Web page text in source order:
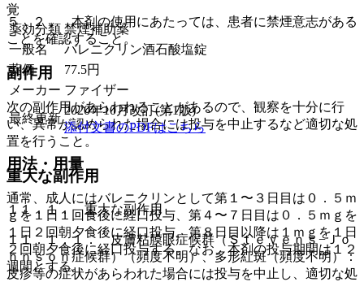
５．２． 本剤の使用にあたっては、患者に禁煙意志がある
ことを確認すること。
副作用
次の副作用があらわれることがあるので、観察を十分に行
い、異常が認められた場合には投与を中止するなど適切な処
置を行うこと。
重大な副作用
１１．１． 重大な副作用
１１．１．１． 皮膚粘膜眼症候群（Ｓｔｅｖｅｎｓ−Ｊｏ
ｈｎｓｏｎ症候群）（頻度不明）、多形紅斑（頻度不明）：
皮疹等の症状があらわれた場合には投与を中止し、適切な処
覚
薬効分類 禁煙補助薬
一般名
バレニクリン酒石酸塩錠
薬価
77.5円
メーカー ファイザー
最終更新
2020年10月改訂(第1版)
添付文書のPDFはこちら
用法・用量
通常、成人にはバレニクリンとして第１〜３日目は０．５ｍ
ｇを１日１回食後に経口投与、第４〜７日目は０．５ｍｇを
１日２回朝夕食後に経口投与、第８日目以降は１ｍｇを１日
２回朝夕食後に経口投与する。なお、本剤の投与期間は１２
週間とする。